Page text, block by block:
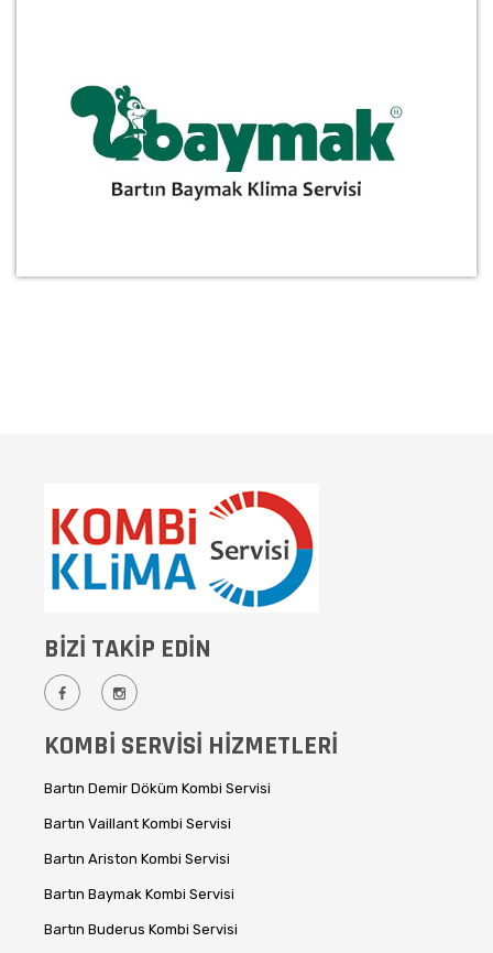
BİZİ TAKİP EDİN
KOMBİ SERVİSİ HİZMETLERİ
Bartın Demir Döküm Kombi Servisi
Bartın Vaillant Kombi Servisi
Bartın Ariston Kombi Servisi
Bartın Baymak Kombi Servisi
Bartın Buderus Kombi Servisi